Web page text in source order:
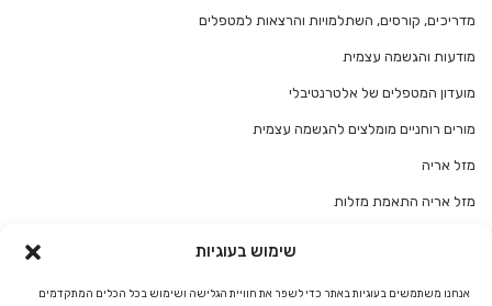
שימוש בעוגיות
אנחנו משתמשים בעוגיות באתר כדי לשפר את חוויית הגלישה ושימוש בכל הכלים המתקדמים
מדריכים, קורסים, השתלמויות והרצאות למטפלים
מודעות והגשמה עצמית
מועדון המטפלים של אלטרנטיבלי
מורים רוחניים מומלצים להגשמה עצמית
מזל אריה
מזל אריה התאמת מזלות